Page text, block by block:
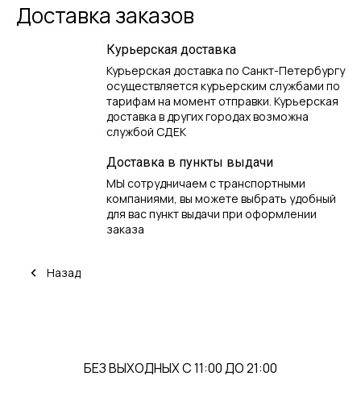
Доставка заказов
Курьерская доставка
Курьерская доставка по Санкт-Петербургу
осуществляется курьерским службами по
тарифам на момент отправки. Курьерская
доставка в других городах возможна
службой СДЕК
Доставка в пункты выдачи
МЫ сотрудничаем с транспортными
компаниями, вы можете выбрать удобный
для вас пункт выдачи при оформлении
заказа
Назад
БЕЗ ВЫХОДНЫХ С 11:00 ДО 21:00